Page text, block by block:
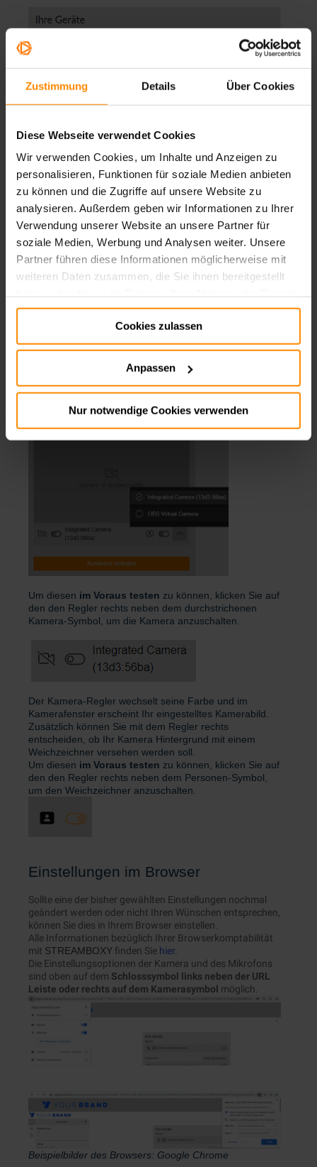
Zustimmung Details Über Cookies
Diese Webseite verwendet Cookies
Wir verwenden Cookies, um Inhalte und Anzeigen zu
personalisieren, Funktionen für soziale Medien anbieten
zu können und die Zugriffe auf unsere Website zu
analysieren. Außerdem geben wir Informationen zu Ihrer
Verwendung unserer Website an unsere Partner für
soziale Medien, Werbung und Analysen weiter. Unsere
Partner führen diese Informationen möglicherweise mit
weiteren Daten zusammen, die Sie ihnen bereitgestellt
gesammelt haben.
Impressum
Datenschutz:Datenschutz
Cookies zulassen
Anpassen
Nur notwendige Cookies verwenden
Das Lautsprecher-Symbol verändert sich nun zu einem
sollte aus Ihrer ausgewählten Lautsprecherauswahl
ertönen.
Kamera-Einstellungen
Unter diesem Punkt können Sie die Kamera-
Hier können Sie entscheiden, welche Kamera-
werden sollen.
Um diesen im Voraus testen zu können, klicken Sie auf
den den Regler rechts neben dem durchstrichenen
Kamera-Symbol, um die Kamera anzuschalten.
Der Kamera-Regler wechselt seine Farbe und im
Kamerafenster erscheint Ihr eingestelltes Kamerabild.
Zusätzlich können Sie mit dem Regler rechts
entscheiden, ob Ihr Kamera Hintergrund mit einem
Weichzeichner versehen werden soll.
Um diesen im Voraus testen zu können, klicken Sie auf
den den Regler rechts neben dem Personen-Symbol,
um den Weichzeichner anzuschalten.
Einstellungen im Browser
Sollte eine der bisher gewählten Einstellungen nochmal
geändert werden oder nicht Ihren Wünschen entsprechen,
können Sie dies in Ihrem Browser einstellen.
Alle Informationen bezüglich Ihrer Browserkomptabilität
mit STREAMBOXY finden Sie hier.
Die Einstellungsoptionen der Kamera und des Mikrofons
sind oben auf dem Schlosssymbol links neben der URL
Leiste oder rechts auf dem Kamerasymbol möglich.
Beispielbilder des Browsers: Google Chrome